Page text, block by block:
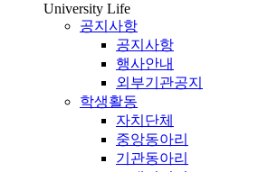
University Life
공지사항
공지사항
행사안내
외부기관공지
학생활동
자치단체
중앙동아리
기관동아리